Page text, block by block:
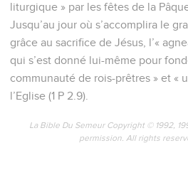
liturgique » par les fêtes de la
Jusqu’au jour où s’accomplira le
grâce au sacrifice de Jésus, l’«
qui s’est donné lui-même pour
communauté de rois-prêtres » et «
l’Eglise (1 P 2.9).
La Bible Du Semeur Copyright © 1992,
permission. All rights